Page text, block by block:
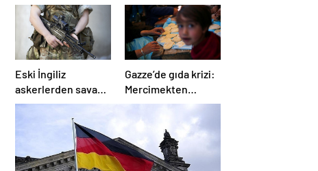
Eski İngiliz
askerlerden savaş
suçu itirafı:
“Silahsız insanları
uykuda öldürdüler”
Gazze’de gıda krizi:
Mercimekten
ekmek yapıyorlar